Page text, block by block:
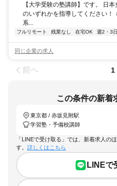
【大学受験の塾講師】です。 日
のいずれかを指導してください！
系...
フルリモート 残業なし 在宅OK 週2・3
同じ企業の求人
前へ 1
この条件の新着
東京都 / 赤坂見附駅
学習塾・予備校講師
「LINEで受け取る」では、新着求人の
す。 詳しくはこちら
LINEで